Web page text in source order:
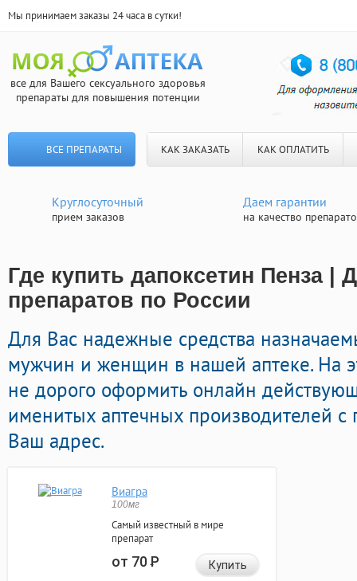
Мы принимаем заказы 24 часа в сутки!
все для Вашего сексуального здоровья
препараты для повышения потенции
ВСЕ ПРЕПАРАТЫ КАК ЗАКАЗАТЬ КАК ОПЛАТИТЬ
Круглосуточный
прием заказов
Даем гарантии
на качество
Где купить дапоксетин Пенза |
препаратов по России
Для Вас надежные средства
мужчин и женщин в нашей аптеке. На
не дорого оформить онлайн
именитых аптечных производителей с
Ваш адрес.
Виагра
100мг
Самый известный в мире
препарат
от 70Р Купить